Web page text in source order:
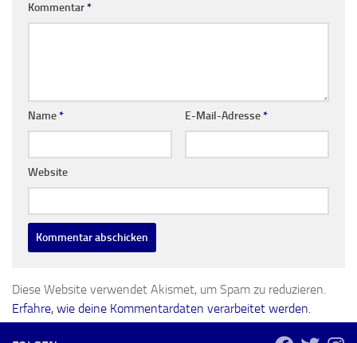
Kommentar*
Name* E-Mail-Adresse*
Website
Diese Website verwendet Akismet, um Spam zu reduzieren.
Erfahre, wie deine Kommentardaten verarbeitet werden.